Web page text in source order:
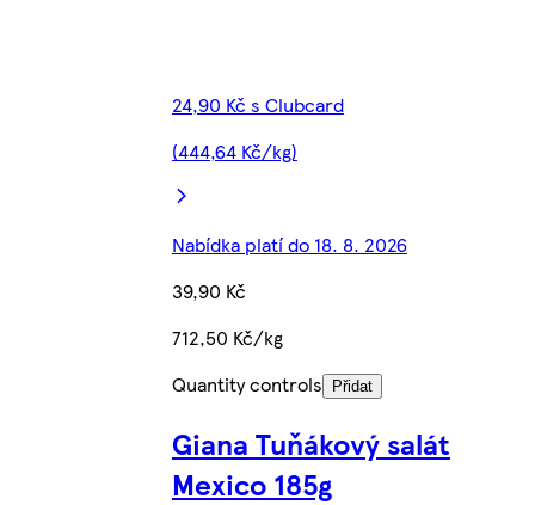
24,90 Kč s Clubcard
(444,64 Kč/kg)
Nabídka platí do 18. 8. 2026
39,90 Kč
712,50 Kč/kg
Quantity controls
Přidat
Giana Tuňákový salát
Mexico 185g